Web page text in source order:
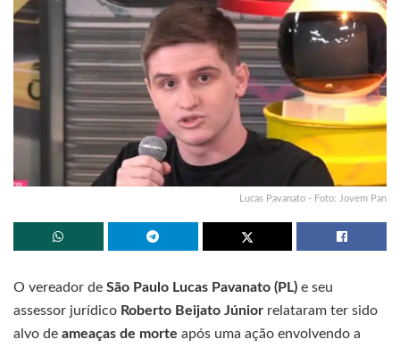
Lucas Pavanato - Foto: Jovem Pan
O vereador de São Paulo Lucas Pavanato (PL) e seu
assessor jurídico Roberto Beijato Júnior relataram ter sido
alvo de ameaças de morte após uma ação envolvendo a